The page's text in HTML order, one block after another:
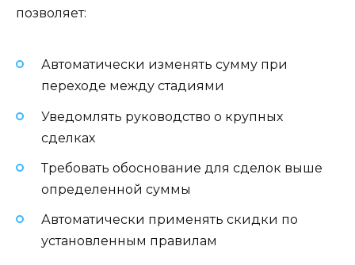
позволяет:
Автоматически изменять сумму при
переходе между стадиями
Уведомлять руководство о крупных
сделках
Требовать обоснование для сделок выше
определенной суммы
Автоматически применять скидки по
установленным правилам